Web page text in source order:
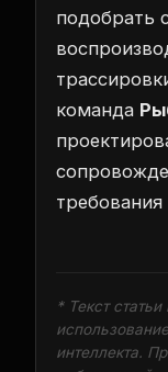
подобрать
команда
* Текст
интеллекта.